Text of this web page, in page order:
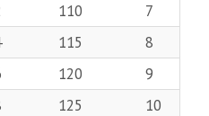
110
7
115
8
120
9
125
10